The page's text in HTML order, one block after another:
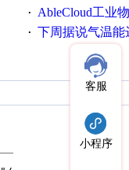
· AbleCloud工业物联
· 下周据说气温能
客服
小程序